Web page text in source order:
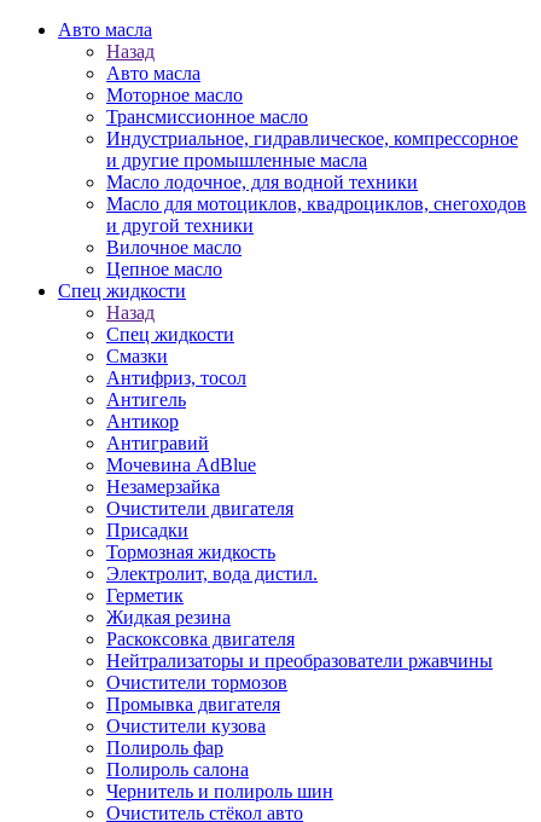
Авто масла
Назад
Авто масла
Моторное масло
Трансмиссионное масло
Индустриальное, гидравлическое, компрессорное
и другие промышленные масла
Масло лодочное, для водной техники
Масло для мотоциклов, квадроциклов, снегоходов
и другой техники
Вилочное масло
Цепное масло
Спец жидкости
Назад
Спец жидкости
Смазки
Антифриз, тосол
Антигель
Антикор
Антигравий
Мочевина AdBlue
Незамерзайка
Очистители двигателя
Присадки
Тормозная жидкость
Электролит, вода дистил.
Герметик
Жидкая резина
Раскоксовка двигателя
Нейтрализаторы и преобразователи ржавчины
Очистители тормозов
Промывка двигателя
Очистители кузова
Полироль фар
Полироль салона
Чернитель и полироль шин
Очиститель стёкол авто